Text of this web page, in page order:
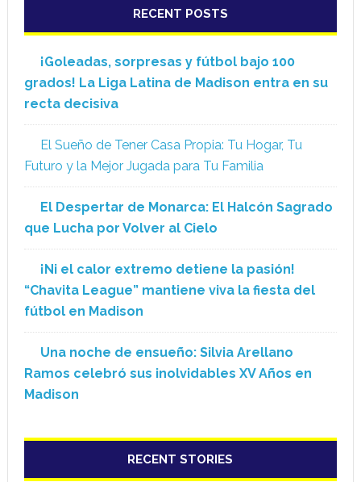
RECENT POSTS
¡Goleadas, sorpresas y fútbol bajo 100
grados! La Liga Latina de Madison entra en su
recta decisiva
El Sueño de Tener Casa Propia: Tu Hogar, Tu
Futuro y la Mejor Jugada para Tu Familia
El Despertar de Monarca: El Halcón Sagrado
que Lucha por Volver al Cielo
¡Ni el calor extremo detiene la pasión!
“Chavita League” mantiene viva la fiesta del
fútbol en Madison
Una noche de ensueño: Silvia Arellano
Ramos celebró sus inolvidables XV Años en
Madison
RECENT STORIES